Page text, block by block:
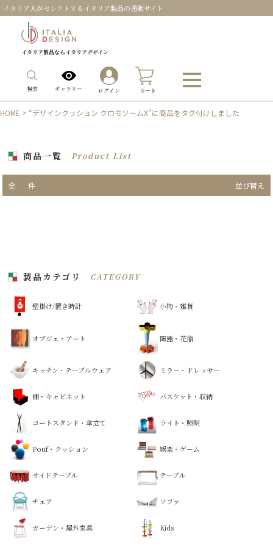
イタリア人がセレクトするイタリア製品の通販サイト
イタリア製品ならイタリアデザイン
検索 ギャラリー ログイン カート
HOME > “デザインクッション クロモソームX”に商品をタグ付けしました
商品一覧 Product List
全 件 並び替え
製品カテゴリ CATEGORY
壁掛け/置き時計 小物・雑貨
オブジェ・アート 陶器・花瓶
キッチン・テーブルウェア ミラー・ドレッサー
棚・キャビネット バスケット・収納
コートスタンド・傘立て ライト・照明
Pouf・クッション 娯楽・ゲーム
サイドテーブル テーブル
チェア ソファ
ガーデン・屋外家具 Kids